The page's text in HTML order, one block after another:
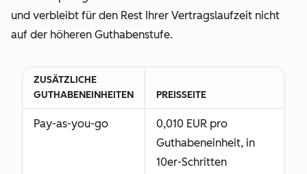
und verbleibt für den Rest Ihrer Vertragslaufzeit nicht
auf der höheren Guthabenstufe.
ZUSÄTZLICHE
GUTHABENEINHEITEN
PREISSEITE
Pay-as-you-go
0,010 EUR pro
Guthabeneinheit, in
10er-Schritten